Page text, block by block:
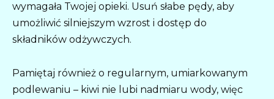
wymagała Twojej opieki. Usuń słabe pędy, aby
umożliwić silniejszym wzrost i dostęp do
składników odżywczych.
Pamiętaj również o regularnym, umiarkowanym
podlewaniu – kiwi nie lubi nadmiaru wody, więc